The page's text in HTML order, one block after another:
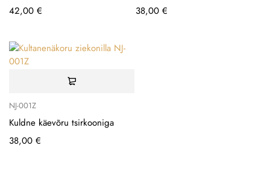
42,00 €
38,00 €
NJ-001Z
Kuldne käevõru tsirkooniga
38,00 €